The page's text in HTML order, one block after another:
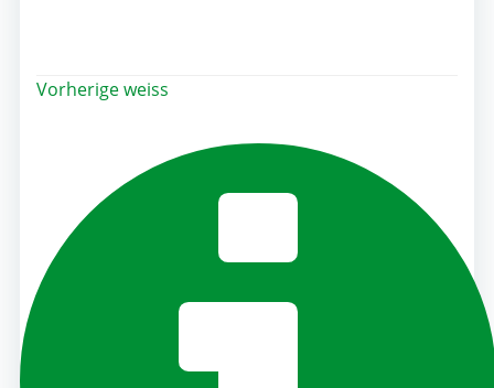
Post
navigation
Vorherigeweiss